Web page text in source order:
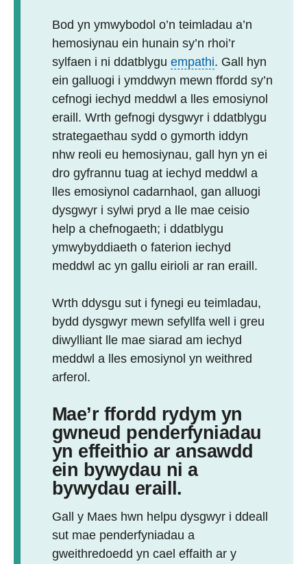
Bod yn ymwybodol o’n teimladau a’n
hemosiynau ein hunain sy’n rhoi’r
sylfaen i ni ddatblygu empathi. Gall hyn
ein galluogi i ymddwyn mewn ffordd sy’n
cefnogi iechyd meddwl a lles emosiynol
eraill. Wrth gefnogi dysgwyr i ddatblygu
strategaethau sydd o gymorth iddyn
nhw reoli eu hemosiynau, gall hyn yn ei
dro gyfrannu tuag at iechyd meddwl a
lles emosiynol cadarnhaol, gan alluogi
dysgwyr i sylwi pryd a lle mae ceisio
help a chefnogaeth; i ddatblygu
ymwybyddiaeth o faterion iechyd
meddwl ac yn gallu eirioli ar ran eraill.
Wrth ddysgu sut i fynegi eu teimladau,
bydd dysgwyr mewn sefyllfa well i greu
diwylliant lle mae siarad am iechyd
meddwl a lles emosiynol yn weithred
arferol.
Mae’r ffordd rydym yn
gwneud penderfyniadau
yn effeithio ar ansawdd
ein bywydau ni a
bywydau eraill.
Gall y Maes hwn helpu dysgwyr i ddeall
sut mae penderfyniadau a
gweithredoedd yn cael effaith ar y